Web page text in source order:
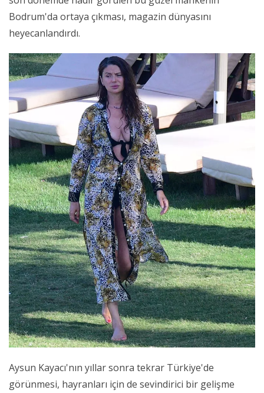
Bodrum'da ortaya çıkması, magazin dünyasını
heyecanlandırdı.
Aysun Kayacı'nın yıllar sonra tekrar Türkiye'de
görünmesi, hayranları için de sevindirici bir gelişme